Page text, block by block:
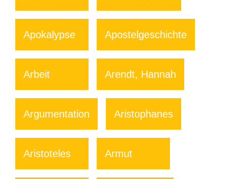
Apokalypse Apostelgeschichte
Arbeit Arendt, Hannah
Argumentation Aristophanes
Aristoteles Armut